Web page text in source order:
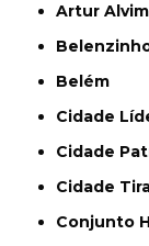
Artur Alvim
Belém
Cidade
Cidade
Cidade
Conjunto